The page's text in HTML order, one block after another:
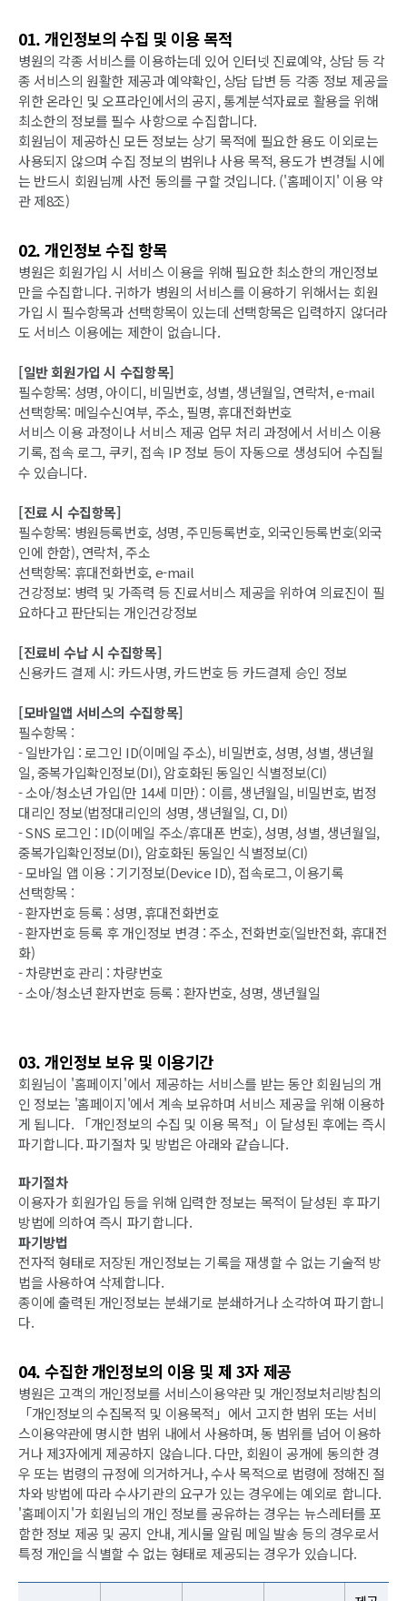
01. 개인정보의 수집 및 이용 목적
병원의 각종 서비스를 이용하는데 있어 인터넷 진료예약, 상담 등 각
종 서비스의 원활한 제공과 예약확인, 상담 답변 등 각종 정보 제공을
위한 온라인 및 오프라인에서의 공지, 통계분석자료로 활용을 위해
최소한의 정보를 필수 사항으로 수집합니다.
회원님이 제공하신 모든 정보는 상기 목적에 필요한 용도 이외로는
사용되지 않으며 수집 정보의 범위나 사용 목적, 용도가 변경될 시에
는 반드시 회원님께 사전 동의를 구할 것입니다. ('홈페이지' 이용 약
관 제8조)
02. 개인정보 수집 항목
병원은 회원가입 시 서비스 이용을 위해 필요한 최소한의 개인정보
만을 수집합니다. 귀하가 병원의 서비스를 이용하기 위해서는 회원
가입 시 필수항목과 선택항목이 있는데 선택항목은 입력하지 않더라
도 서비스 이용에는 제한이 없습니다.
[일반 회원가입 시 수집항목]
필수항목: 성명, 아이디, 비밀번호, 성별, 생년월일, 연락처, e-mail
선택항목: 메일수신여부, 주소, 필명, 휴대전화번호
서비스 이용 과정이나 서비스 제공 업무 처리 과정에서 서비스 이용
기록, 접속 로그, 쿠키, 접속 IP 정보 등이 자동으로 생성되어 수집될
수 있습니다.
[진료 시 수집항목]
필수항목: 병원등록번호, 성명, 주민등록번호, 외국인등록번호(외국
인에 한함), 연락처, 주소
선택항목: 휴대전화번호, e-mail
건강정보: 병력 및 가족력 등 진료서비스 제공을 위하여 의료진이 필
요하다고 판단되는 개인건강정보
[진료비 수납 시 수집항목]
신용카드 결제 시: 카드사명, 카드번호 등 카드결제 승인 정보
[모바일앱 서비스의 수집항목]
필수항목 :
- 일반가입 : 로그인 ID(이메일 주소), 비밀번호, 성명, 성별, 생년월
일, 중복가입확인정보(DI), 암호화된 동일인 식별정보(CI)
- 소아/청소년 가입(만 14세 미만) : 이름, 생년월일, 비밀번호, 법정
대리인 정보(법정대리인의 성명, 생년월일, CI, DI)
- SNS 로그인 : ID(이메일 주소/휴대폰 번호), 성명, 성별, 생년월일,
중복가입확인정보(DI), 암호화된 동일인 식별정보(CI)
- 모바일 앱 이용 : 기기정보(Device ID), 접속로그, 이용기록
선택항목 :
- 환자번호 등록 : 성명, 휴대전화번호
- 환자번호 등록 후 개인정보 변경 : 주소, 전화번호(일반전화, 휴대전
화)
- 차량번호 관리 : 차량번호
- 소아/청소년 환자번호 등록 : 환자번호, 성명, 생년월일
03. 개인정보 보유 및 이용기간
회원님이 '홈페이지'에서 제공하는 서비스를 받는 동안 회원님의 개
인 정보는 '홈페이지'에서 계속 보유하며 서비스 제공을 위해 이용하
게 됩니다. 「개인정보의 수집 및 이용 목적」이 달성된 후에는 즉시
파기합니다. 파기절차 및 방법은 아래와 같습니다.
파기절차
이용자가 회원가입 등을 위해 입력한 정보는 목적이 달성된 후 파기
방법에 의하여 즉시 파기합니다.
파기방법
전자적 형태로 저장된 개인정보는 기록을 재생할 수 없는 기술적 방
법을 사용하여 삭제합니다.
종이에 출력된 개인정보는 분쇄기로 분쇄하거나 소각하여 파기합니
다.
04. 수집한 개인정보의 이용 및 제 3자 제공
병원은 고객의 개인정보를 서비스이용약관 및 개인정보처리방침의
「개인정보의 수집목적 및 이용목적」에서 고지한 범위 또는 서비
스이용약관에 명시한 범위 내에서 사용하며, 동 범위를 넘어 이용하
거나 제3자에게 제공하지 않습니다. 다만, 회원이 공개에 동의한 경
우 또는 법령의 규정에 의거하거나, 수사 목적으로 법령에 정해진 절
차와 방법에 따라 수사기관의 요구가 있는 경우에는 예외로 합니다.
'홈페이지'가 회원님의 개인 정보를 공유하는 경우는 뉴스레터를 포
함한 정보 제공 및 공지 안내, 게시물 알림 메일 발송 등의 경우로서
특정 개인을 식별할 수 없는 형태로 제공되는 경우가 있습니다.